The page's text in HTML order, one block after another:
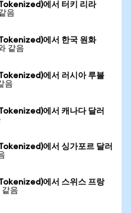
에서 터키 리라
음
에서 한국 원화
같음
에서 러시아 루블
음
에서 캐나다 달러
에서 싱가포르 달러
에서 스위스 프랑
음